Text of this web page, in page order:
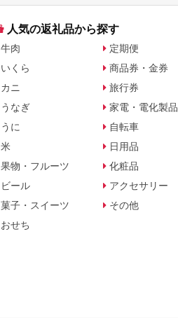
人気の返礼品から探す
牛肉
いくら
カニ
うなぎ
うに
米
果物・フルーツ
ビール
菓子・スイーツ
おせち
定期便
商品券・金券
旅行券
家電・電化製品
自転車
日用品
化粧品
アクセサリー
その他